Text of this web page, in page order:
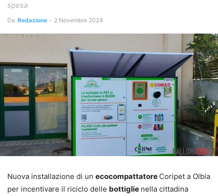
spesa
Da Redazione - 2 Novembre 2024
Nuova installazione di un ecocompattatore Coripet a Olbia
per incentivare il riciclo delle bottiglie nella cittadina